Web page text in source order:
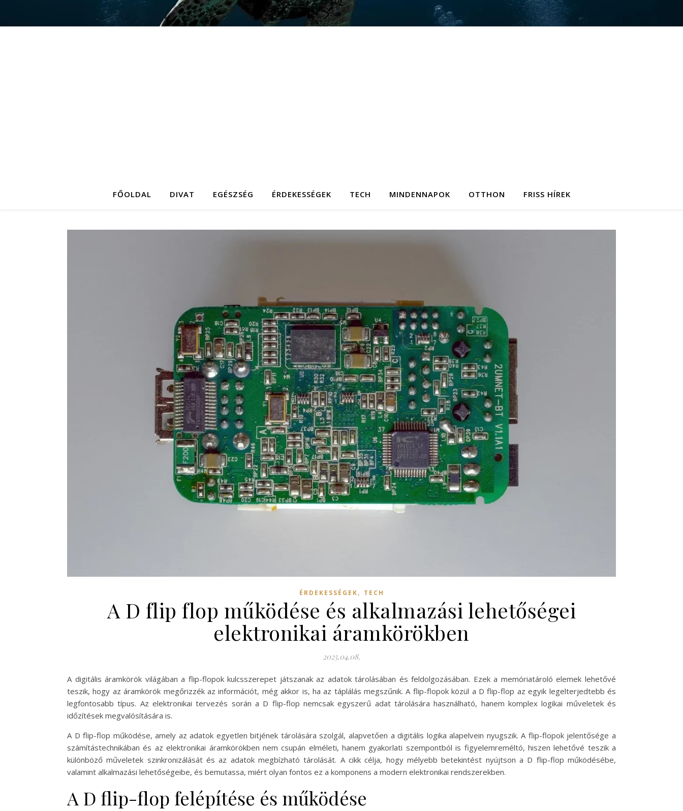
FŐOLDAL DIVAT EGÉSZSÉG ÉRDEKESSÉGEK TECH MINDENNAPOK OTTHON FRISS HÍREK
ÉRDEKESSÉGEK, TECH
A D flip flop működése és alkalmazási lehetőségei
elektronikai áramkörökben
2025.04.08.
A digitális áramkörök világában a flip-flopok kulcsszerepet játszanak az adatok tárolásában és feldolgozásában. Ezek a memóriatároló elemek lehetővé
teszik, hogy az áramkörök megőrizzék az információt, még akkor is, ha az táplálás megszűnik. A flip-flopok közül a D flip-flop az egyik legelterjedtebb és
legfontosabb típus. Az elektronikai tervezés során a D flip-flop nemcsak egyszerű adat tárolására használható, hanem komplex logikai műveletek és
időzítések megvalósítására is.
A D flip-flop működése, amely az adatok egyetlen bitjének tárolására szolgál, alapvetően a digitális logika alapelvein nyugszik. A flip-flopok jelentősége a
számítástechnikában és az elektronikai áramkörökben nem csupán elméleti, hanem gyakorlati szempontból is figyelemreméltó, hiszen lehetővé teszik a
különböző műveletek szinkronizálását és az adatok megbízható tárolását. A cikk célja, hogy mélyebb betekintést nyújtson a D flip-flop működésébe,
valamint alkalmazási lehetőségeibe, és bemutassa, miért olyan fontos ez a komponens a modern elektronikai rendszerekben.
A D flip-flop felépítése és működése